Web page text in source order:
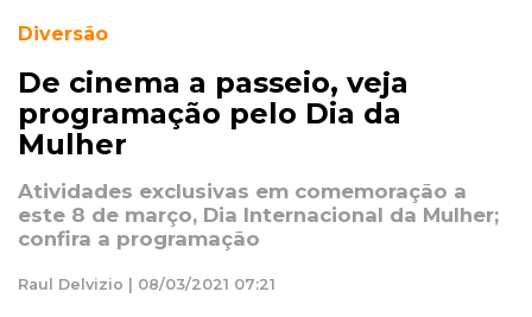
Diversão
De cinema a passeio, veja
programação pelo Dia da
Mulher
Atividades exclusivas em comemoração a
este 8 de março, Dia Internacional da Mulher;
confira a programação
Raul Delvizio | 08/03/2021 07:21